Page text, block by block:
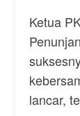
Ketua
lancar,